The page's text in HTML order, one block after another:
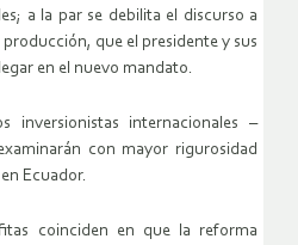
a la par se debilita el discurso a
que el presidente y sus
en el nuevo mandato.
inversionistas internacionales –
con mayor rigurosidad
Ecuador.
coinciden en que la reforma